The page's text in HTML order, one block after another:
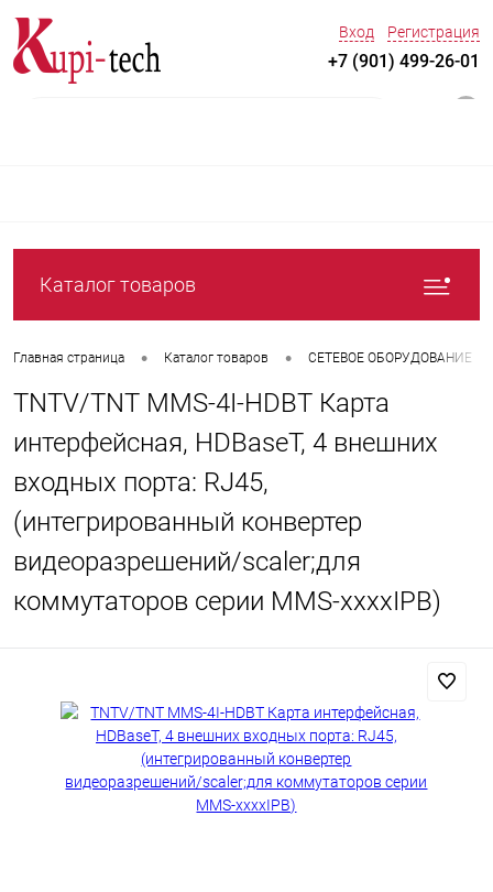
Вход Регистрация
+7 (901) 499-26-01
Каталог товаров
Главная страница • Каталог товаров • СЕТЕВОЕ ОБОРУДОВАНИЕ
TNTV/TNT MMS-4I-HDBT Карта
интерфейсная, HDBaseT, 4 внешних
входных порта: RJ45,
(интегрированный конвертер
видеоразрешений/scaler;для
коммутаторов серии MMS-xxxxIPB)